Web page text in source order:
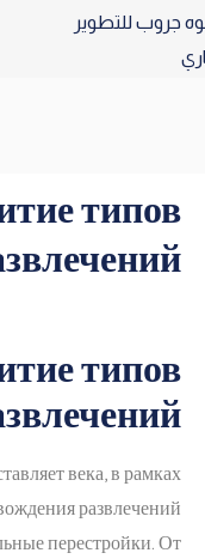
типов
типов
века, в рамках
развлечений
перестройки. От